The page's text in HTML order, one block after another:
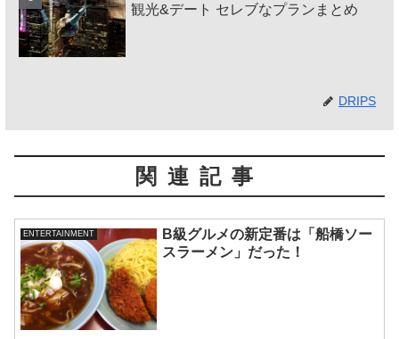
観光&デート セレブなプランまとめ
DRIPS
関連記事
ENTERTAINMENT
B級グルメの新定番は「船橋ソー
スラーメン」だった！